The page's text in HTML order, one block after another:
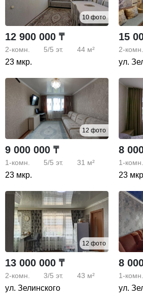
10 фото
12 900 000 ₸
2-комн. 5/5 эт. 44 м²
23 мкр.
15
2-комн.
ул.
12 фото
9 000 000 ₸
1-комн. 5/5 эт. 31 м²
23 мкр.
8
1-комн.
23
12 фото
13 000 000 ₸
2-комн. 3/5 эт. 43 м²
ул. Зелинского
8
1-комн.
ул.